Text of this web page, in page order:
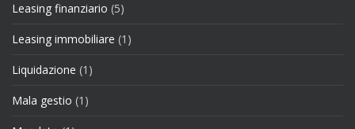
Leasing finanziario (5)
Leasing immobiliare (1)
Liquidazione (1)
Mala gestio (1)